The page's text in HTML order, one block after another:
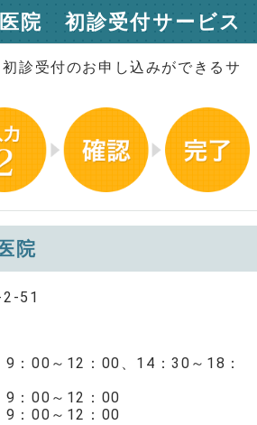
院 初診受付サービス
診受付のお申し込みができるサ
院
2-51
9：00～12：00、14：30～18：
9：00～12：00
9：00～12：00